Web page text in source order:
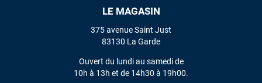
LE MAGASIN
375 avenue Saint Just
83130 La Garde
Ouvert du lundi au samedi de
10h à 13h et de 14h30 à 19h00.
VOIR TOUS LES AVIS